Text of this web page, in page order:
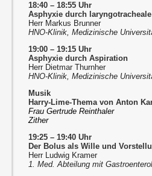
18:40 – 18:55 Uhr
Asphyxie durch
Herr Markus Brunner
HNO-Klinik, Medizinische
19:00 – 19:15 Uhr
Asphyxie durch Aspiration
Herr Dietmar Thurnher
HNO-Klinik, Medizinische
Musik
Harry-Lime-Thema von Anton
Frau Gertrude Reinthaler
Zither
19:25 – 19:40 Uhr
Der Bolus als Wille und
Herr Ludwig Kramer
1. Med. Abteilung mit